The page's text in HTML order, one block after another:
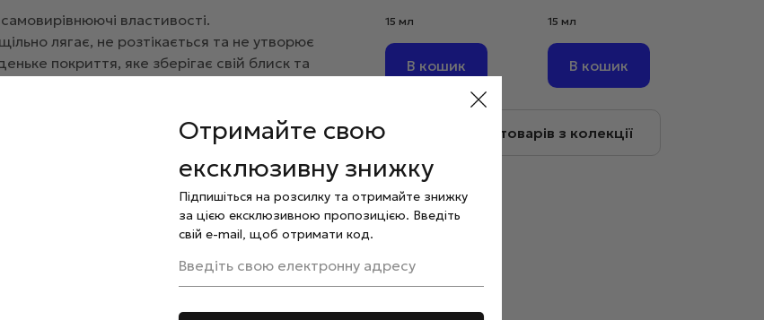
Отримайте свою
ексклюзивну знижку
Підпишіться на розсилку та отримайте знижку
за цією ексклюзивною пропозицією. Введіть
свій e-mail, щоб отримати код.
Введіть свою електронну адресу
властивості.
лягає, не розтікається та не утворює
покриття, яке зберігає свій блиск та
під УФ-лампою або 30-60 секунд під LED-
мл
15 мл
В кошик
мл
15 мл
В кошик
Більше товарів з колекції